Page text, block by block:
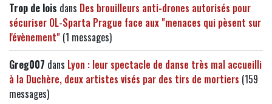
Trop de lois dans Des brouilleurs anti-drones autorisés pour
sécuriser OL-Sparta Prague face aux "menaces qui pèsent sur
l'évènement" (1 messages)
Greg007 dans Lyon : leur spectacle de danse très mal accueilli
à la Duchère, deux artistes visés par des tirs de mortiers (159
messages)